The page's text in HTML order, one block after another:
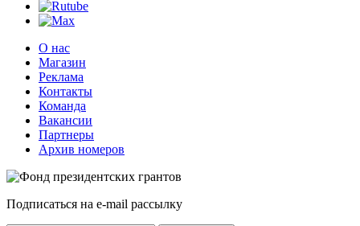
О нас
Магазин
Реклама
Контакты
Команда
Вакансии
Партнеры
Архив номеров
Подписаться на e-mail рассылку